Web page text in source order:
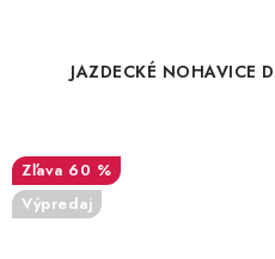
JAZDECKÉ NOHAVICE
60 %
Výpredaj